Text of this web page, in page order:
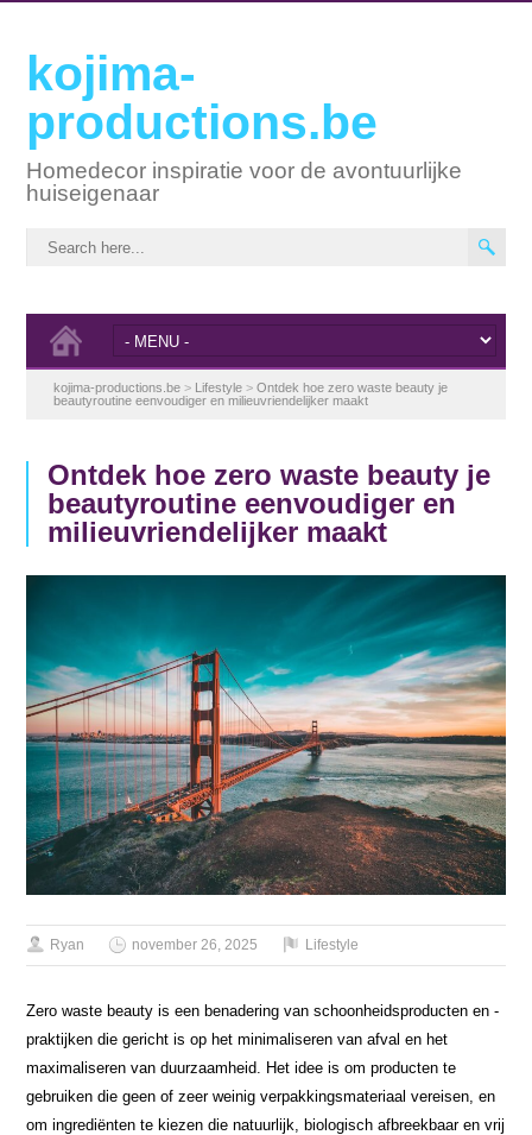
kojima-
productions.be
Homedecor inspiratie voor de avontuurlijke
huiseigenaar
kojima-productions.be > Lifestyle >Ontdek hoe zero waste beauty je
beautyroutine eenvoudiger en milieuvriendelijker maakt
Ontdek hoe zero waste beauty je
beautyroutine eenvoudiger en
milieuvriendelijker maakt
Ryan november 26, 2025 Lifestyle
Zero waste beauty is een benadering van schoonheidsproducten en -
praktijken die gericht is op het minimaliseren van afval en het
maximaliseren van duurzaamheid. Het idee is om producten te
gebruiken die geen of zeer weinig verpakkingsmateriaal vereisen, en
om ingrediënten te kiezen die natuurlijk, biologisch afbreekbaar en vrij